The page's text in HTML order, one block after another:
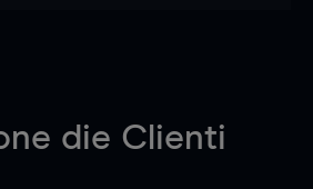
die Clienti